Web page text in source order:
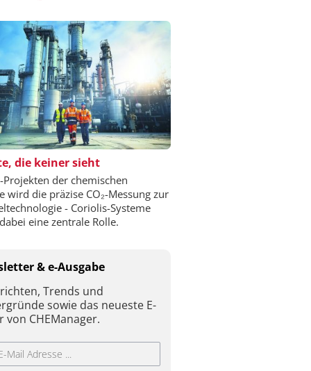
die keiner sieht
Projekten der chemischen
wird die präzise CO₂-Messung zur
- Coriolis-Systeme
eine zentrale Rolle.
& e-Ausgabe
Trends und
sowie das neueste E-
von CHEManager.